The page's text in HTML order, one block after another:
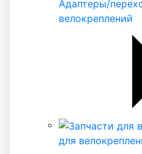
Адаптеры/
велокреплений
для